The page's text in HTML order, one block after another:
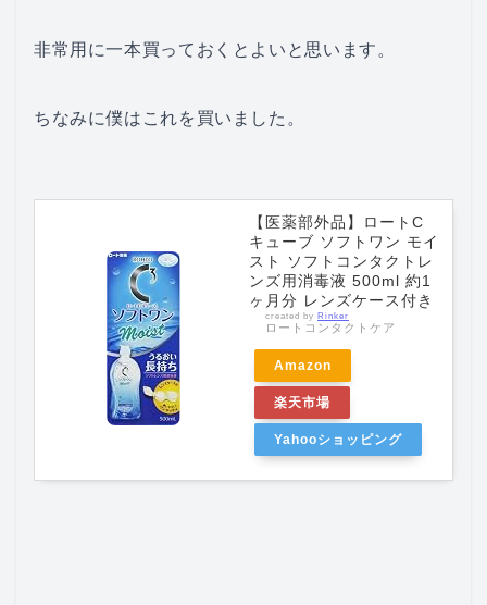
非常用に一本買っておくとよいと思います。
ちなみに僕はこれを買いました。
【医薬部外品】ロートC
キューブ ソフトワン モイ
スト ソフトコンタクトレ
ンズ用消毒液 500ml 約1
ヶ月分 レンズケース付き
created by Rinker
ロートコンタクトケア
Amazon
楽天市場
Yahooショッピング